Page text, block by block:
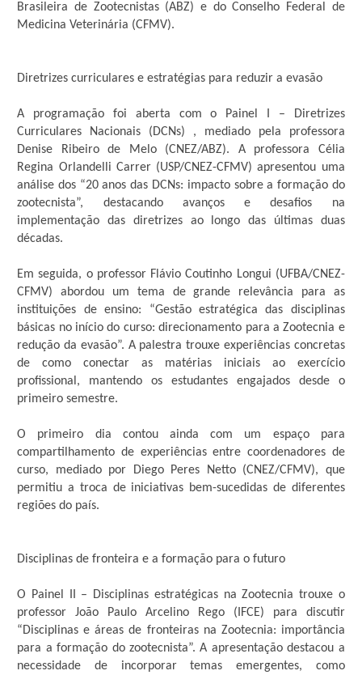
Brasileira de Zootecnistas (ABZ) e do Conselho Federal de
Medicina Veterinária (CFMV).
Diretrizes curriculares e estratégias para reduzir a evasão
A programação foi aberta com o Painel I – Diretrizes
Curriculares Nacionais (DCNs) , mediado pela professora
Denise Ribeiro de Melo (CNEZ/ABZ). A professora Célia
Regina Orlandelli Carrer (USP/CNEZ-CFMV) apresentou uma
análise dos “20 anos das DCNs: impacto sobre a formação do
zootecnista”, destacando avanços e desafios na
implementação das diretrizes ao longo das últimas duas
décadas.
Em seguida, o professor Flávio Coutinho Longui (UFBA/CNEZ-
CFMV) abordou um tema de grande relevância para as
instituições de ensino: “Gestão estratégica das disciplinas
básicas no início do curso: direcionamento para a Zootecnia e
redução da evasão”. A palestra trouxe experiências concretas
de como conectar as matérias iniciais ao exercício
profissional, mantendo os estudantes engajados desde o
primeiro semestre.
O primeiro dia contou ainda com um espaço para
compartilhamento de experiências entre coordenadores de
curso, mediado por Diego Peres Netto (CNEZ/CFMV), que
permitiu a troca de iniciativas bem-sucedidas de diferentes
regiões do país.
Disciplinas de fronteira e a formação para o futuro
O Painel II – Disciplinas estratégicas na Zootecnia trouxe o
professor João Paulo Arcelino Rego (IFCE) para discutir
“Disciplinas e áreas de fronteiras na Zootecnia: importância
para a formação do zootecnista”. A apresentação destacou a
necessidade de incorporar temas emergentes, como